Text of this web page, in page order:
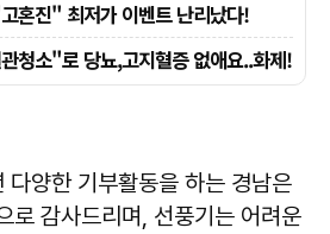
다양한 기부활동을 하는 경남은
로 감사드리며, 선풍기는 어려운